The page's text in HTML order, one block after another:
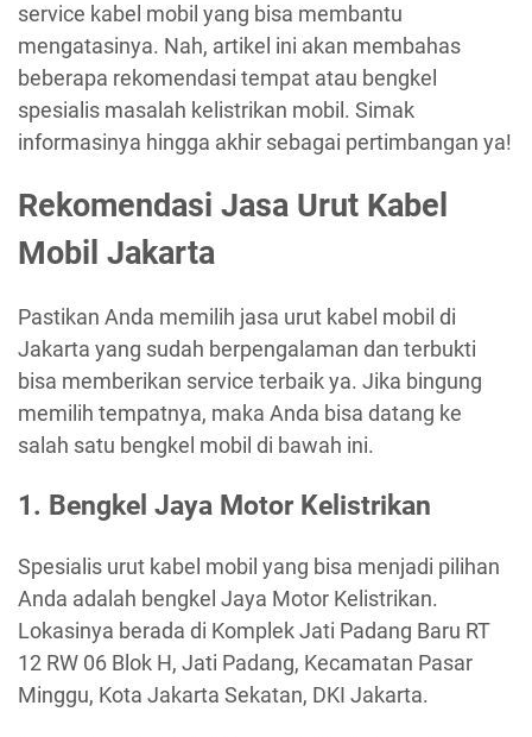
service kabel mobil yang bisa membantu
mengatasinya. Nah, artikel ini akan membahas
beberapa rekomendasi tempat atau bengkel
spesialis masalah kelistrikan mobil. Simak
informasinya hingga akhir sebagai pertimbangan ya!
Rekomendasi Jasa Urut Kabel
Mobil Jakarta
Pastikan Anda memilih jasa urut kabel mobil di
Jakarta yang sudah berpengalaman dan terbukti
bisa memberikan service terbaik ya. Jika bingung
memilih tempatnya, maka Anda bisa datang ke
salah satu bengkel mobil di bawah ini.
1. Bengkel Jaya Motor Kelistrikan
Spesialis urut kabel mobil yang bisa menjadi pilihan
Anda adalah bengkel Jaya Motor Kelistrikan.
Lokasinya berada di Komplek Jati Padang Baru RT
12 RW 06 Blok H, Jati Padang, Kecamatan Pasar
Minggu, Kota Jakarta Sekatan, DKI Jakarta.